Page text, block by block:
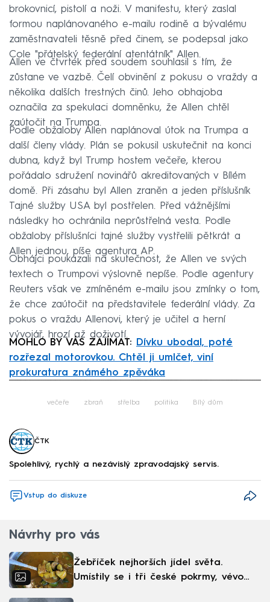
brokovnicí, pistolí a noži. V manifestu, který zaslal
formou naplánovaného e-mailu rodině a bývalému
zaměstnavateli těsně před činem, se podepsal jako
Cole "přátelský federální atentátník" Allen.
Allen ve čtvrtek před soudem souhlasil s tím, že
zůstane ve vazbě. Čelí obvinění z pokusu o vraždy a
několika dalších trestných činů. Jeho obhajoba
označila za spekulaci domněnku, že Allen chtěl
zaútočit na Trumpa.
Podle obžaloby Allen naplánoval útok na Trumpa a
další členy vlády. Plán se pokusil uskutečnit na konci
dubna, když byl Trump hostem večeře, kterou
pořádalo sdružení novinářů akreditovaných v Bílém
domě. Při zásahu byl Allen zraněn a jeden příslušník
Tajné služby USA byl postřelen. Před vážnějšími
následky ho ochránila neprůstřelná vesta. Podle
obžaloby příslušníci tajné služby vystřelili pětkrát a
Allen jednou, píše agentura AP.
Obhájci poukázali na skutečnost, že Allen ve svých
textech o Trumpovi výslovně nepíše. Podle agentury
Reuters však ve zmíněném e-mailu jsou zmínky o tom,
že chce zaútočit na představitele federální vlády. Za
pokus o vraždu Allenovi, který je učitel a herní
vývojář, hrozí až doživotí.
MOHLO BY VÁS ZAJÍMAT:
Dívku ubodal, poté
rozřezal motorovkou. Chtěl ji umlčet, viní
prokuratura známého zpěváka
večeře zbraň střelba politika Bílý dům
ČTK
Spolehlivý, rychlý a nezávislý zpravodajský servis.
Vstup do diskuze
Návrhy pro vás
Žebříček nejhorších jídel světa.
Umístily se i tři české pokrmy, vévodí